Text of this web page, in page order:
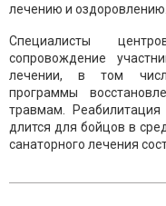
лечению и оздоровлению.
Специалисты
сопровождение
лечении, в том
программы
травмам.
длится для бойцов в
санаторного лечения